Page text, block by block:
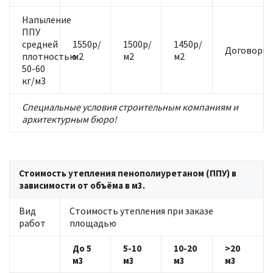
Напыление
ППУ
средней
плотностью
50-60
кг/м3
1550р/
м2
1500р/
м2
1450р/
м2
Специальные условия строительным компаниям и
архитектурным бюро!
Стоимость утепления пенополиуретаном (ППУ) в
зависимости от объёма в м3.
Вид
работ
Стоимость утепления при заказе
площадью
До 5
м3
5-10
м3
10-20
м3
>20
м3